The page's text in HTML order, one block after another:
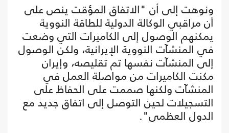
ونوهت إلى أن "الاتفاق المؤقت ينص على
أن مراقبي الوكالة الدولية للطاقة النووية
يمكنهم الوصول إلى الكاميرات التي وضعت
في المنشآت النووية الإيرانية، ولكن الوصول
إلى المنشآت نفسها تم تقليصه، وإيران
مكنت الكاميرات من مواصلة العمل في
المنشآت ولكنها صممت على الحفاظ على
التسجيلات لحين التوصل إلى اتفاق جديد مع
الدول العظمى".